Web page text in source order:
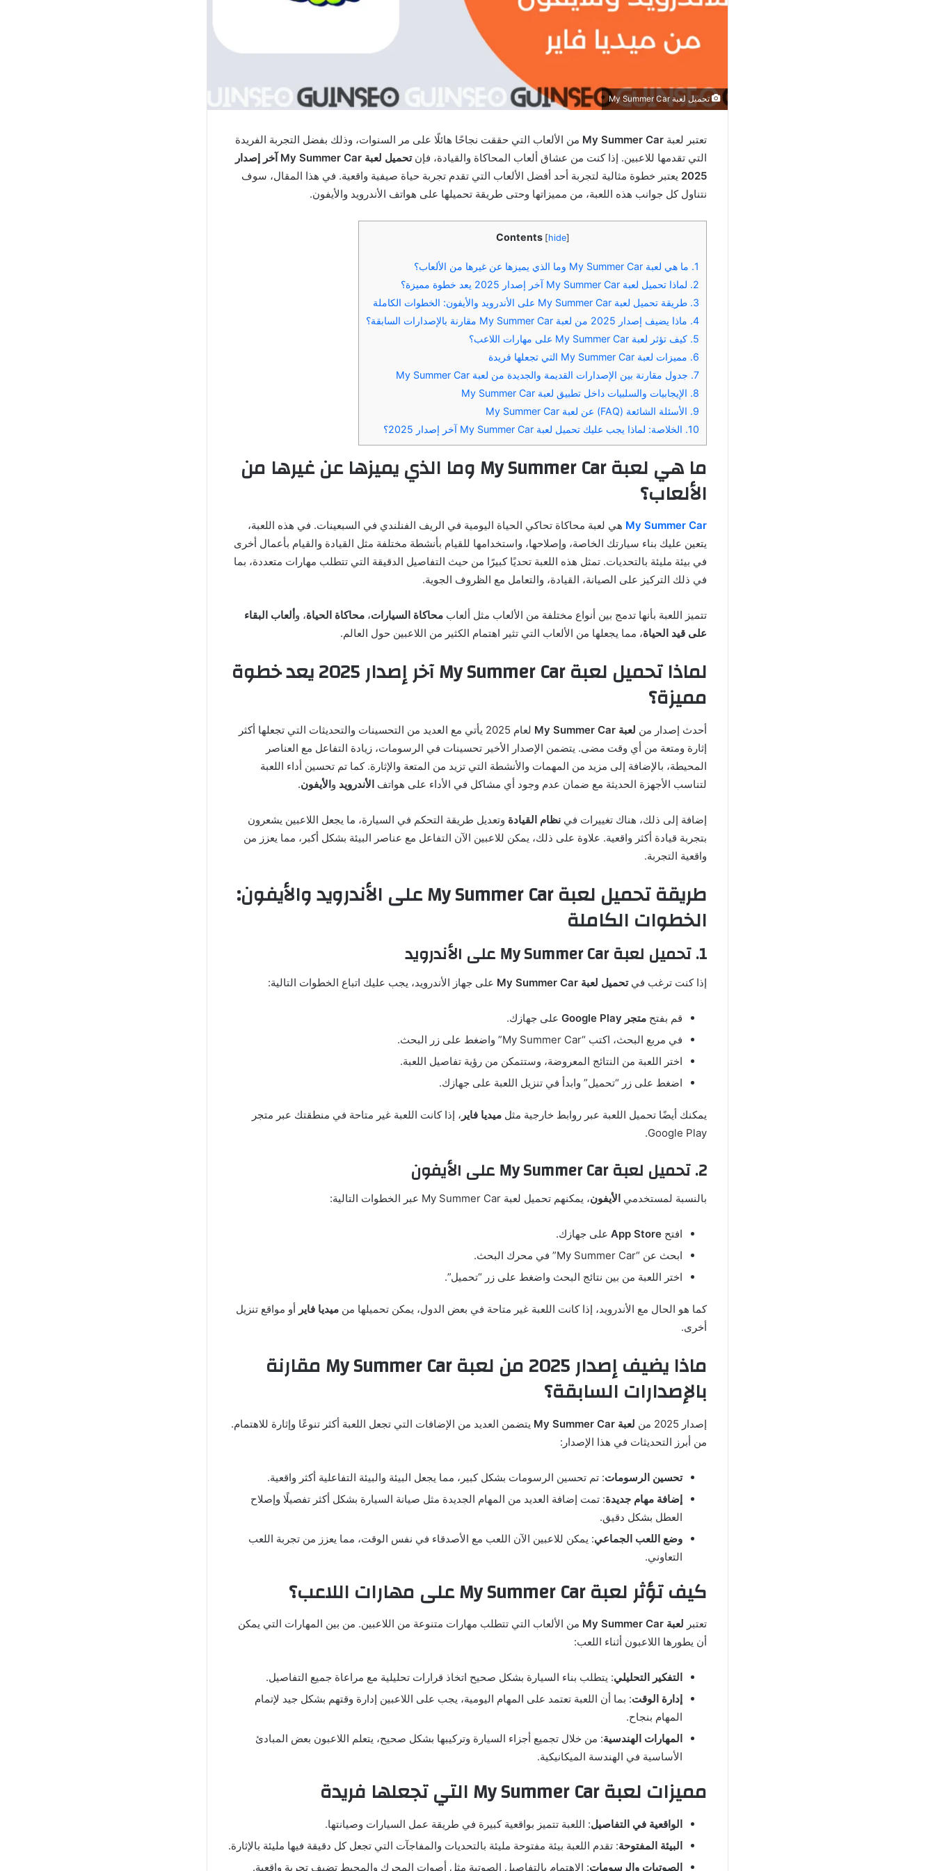
تحميل لعبة My Summer Car
تعتبر لعبة My Summer Car من الألعاب التي حققت نجاحًا هائلًا على مر السنوات، وذلك بفضل التجربة الفريدة
التي تقدمها للاعبين. إذا كنت من عشاق ألعاب المحاكاة والقيادة، فإن
تحميل لعبة My Summer Car آخر إصدار
2025 يعتبر خطوة مثالية لتجربة أحد أفضل الألعاب التي تقدم تجربة حياة صيفية واقعية. في هذا المقال، سوف
نتناول كل جوانب هذه اللعبة، من مميزاتها وحتى طريقة تحميلها على هواتف الأندرويد والأيفون.
Contents [hide]
1. ما هي لعبة My Summer Car وما الذي يميزها عن غيرها من الألعاب؟
2. لماذا تحميل لعبة My Summer Car آخر إصدار 2025 يعد خطوة مميزة؟
3. طريقة تحميل لعبة My Summer Car على الأندرويد والأيفون: الخطوات الكاملة
4. ماذا يضيف إصدار 2025 من لعبة My Summer Car مقارنة بالإصدارات السابقة؟
5. كيف تؤثر لعبة My Summer Car على مهارات اللاعب؟
6. مميزات لعبة My Summer Car التي تجعلها فريدة
7. جدول مقارنة بين الإصدارات القديمة والجديدة من لعبة My Summer Car
8. الإيجابيات والسلبيات داخل تطبيق لعبة My Summer Car
9. الأسئلة الشائعة (FAQ) عن لعبة My Summer Car
10. الخلاصة: لماذا يجب عليك تحميل لعبة My Summer Car آخر إصدار 2025؟
ما هي لعبة My Summer Car وما الذي يميزها عن غيرها من
الألعاب؟
My Summer Car هي لعبة محاكاة تحاكي الحياة اليومية في الريف الفنلندي في السبعينات. في هذه اللعبة،
يتعين عليك بناء سيارتك الخاصة، وإصلاحها، واستخدامها للقيام بأنشطة مختلفة مثل القيادة والقيام بأعمال أخرى
في بيئة مليئة بالتحديات. تمثل هذه اللعبة تحديًا كبيرًا من حيث التفاصيل الدقيقة التي تتطلب مهارات متعددة، بما
في ذلك التركيز على الصيانة، القيادة، والتعامل مع الظروف الجوية.
تتميز اللعبة بأنها تدمج بين أنواع مختلفة من الألعاب مثل ألعاب محاكاة السيارات، محاكاة الحياة، وألعاب البقاء
على قيد الحياة، مما يجعلها من الألعاب التي تثير اهتمام الكثير من اللاعبين حول العالم.
لماذا تحميل لعبة My Summer Car آخر إصدار 2025 يعد خطوة
مميزة؟
أحدث إصدار من لعبة My Summer Car
لعام 2025 يأتي مع العديد من التحسينات والتحديثات التي تجعلها أكثر
إثارة ومتعة من أي وقت مضى. يتضمن الإصدار الأخير تحسينات في الرسومات، زيادة التفاعل مع العناصر
المحيطة، بالإضافة إلى مزيد من المهمات والأنشطة التي تزيد من المتعة والإثارة. كما تم تحسين أداء اللعبة
لتناسب الأجهزة الحديثة مع ضمان عدم وجود أي مشاكل في الأداء على هواتف الأندرويد والأيفون.
إضافة إلى ذلك، هناك تغييرات في نظام القيادة وتعديل طريقة التحكم في السيارة، ما يجعل اللاعبين يشعرون
بتجربة قيادة أكثر واقعية. علاوة على ذلك، يمكن للاعبين الآن التفاعل مع عناصر البيئة بشكل أكبر، مما يعزز من
واقعية التجربة.
طريقة تحميل لعبة My Summer Car على الأندرويد والأيفون:
الخطوات الكاملة
1. تحميل لعبة My Summer Car على الأندرويد
إذا كنت ترغب فيتحميل لعبة My Summer Car على جهاز الأندرويد، يجب عليك اتباع الخطوات التالية:
قم بفتح متجر Google Play
على جهازك.
في مربع البحث، اكتب “My Summer Car” واضغط على زر البحث.
اختر اللعبة من النتائج المعروضة، وستتمكن من رؤية تفاصيل اللعبة.
اضغط على زر “تحميل” وابدأ في تنزيل اللعبة على جهازك.
يمكنك أيضًا تحميل اللعبة عبر روابط خارجية مثل ميديا فاير ، إذا كانت اللعبة غير متاحة في منطقتك عبر متجر
Google Play.
2. تحميل لعبة My Summer Car على الأيفون
بالنسبة لمستخدمي الأيفون، يمكنهم تحميل لعبة My Summer Car عبر الخطوات التالية:
افتح App Store على جهازك.
ابحث عن “My Summer Car” في محرك البحث.
اختر اللعبة من بين نتائج البحث واضغط على زر “تحميل”.
كما هو الحال مع الأندرويد، إذا كانت اللعبة غير متاحة في بعض الدول، يمكن تحميلها من ميديا فاير أو مواقع تنزيل
أخرى.
ماذا يضيف إصدار 2025 من لعبة My Summer Car مقارنة
بالإصدارات السابقة؟
إصدار 2025 من لعبة My Summer Car
يتضمن العديد من الإضافات التي تجعل اللعبة أكثر تنوعًا وإثارة للاهتمام.
من أبرز التحديثات في هذا الإصدار:
تحسين الرسومات: تم تحسين الرسومات بشكل كبير، مما يجعل البيئة والبيئة التفاعلية أكثر واقعية.
إضافة مهام جديدة: تمت إضافة العديد من المهام الجديدة مثل صيانة السيارة بشكل أكثر تفصيلًا وإصلاح
العطل بشكل دقيق.
وضع اللعب الجماعي: يمكن للاعبين الآن اللعب مع الأصدقاء في نفس الوقت، مما يعزز من تجربة اللعب
التعاوني.
كيف تؤثر لعبة My Summer Car على مهارات اللاعب؟
تعتبر لعبة My Summer Car
من الألعاب التي تتطلب مهارات متنوعة من اللاعبين. من بين المهارات التي يمكن
أن يطورها اللاعبون أثناء اللعب:
التفكير التحليلي: يتطلب بناء السيارة بشكل صحيح اتخاذ قرارات تحليلية مع مراعاة جميع التفاصيل.
إدارة الوقت: بما أن اللعبة تعتمد على المهام اليومية، يجب على اللاعبين إدارة وقتهم بشكل جيد لإتمام
المهام بنجاح.
المهارات الهندسية: من خلال تجميع أجزاء السيارة وتركيبها بشكل صحيح، يتعلم اللاعبون بعض المبادئ
الأساسية في الهندسة الميكانيكية.
مميزات لعبة My Summer Car التي تجعلها فريدة
الواقعية في التفاصيل: اللعبة تتميز بواقعية كبيرة في طريقة عمل السيارات وصيانتها.
البيئة المفتوحة: تقدم اللعبة بيئة مفتوحة مليئة بالتحديات والمفاجآت التي تجعل كل دقيقة فيها مليئة بالإثارة.
الصوتيات والرسومات: الاهتمام بالتفاصيل الصوتية مثل أصوات المحرك والمحيط تضيف تجربة واقعية.